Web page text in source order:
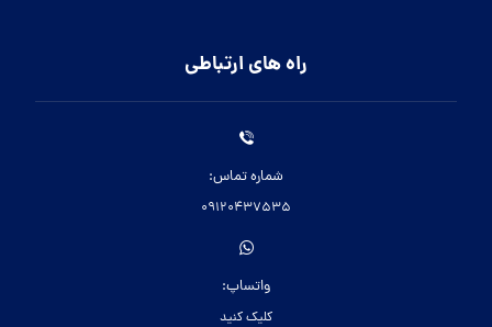
businesssalt@
اینستاگرام:
beautisalt@